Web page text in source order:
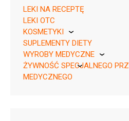
05909991558895 ¦ Rp ¦ EU/
30 tabl.
05909991558918 ¦ Rp ¦ EU/
28 tabl.
LEKI NA RECEPTĘ
LEKI OTC
KOSMETYKI
Pierre Fabre
SUPLEMENTY DIETY
WYROBY MEDYCZNE
KikGel
ŻYWNOŚĆ SPECJALNEGO
MEDYCZNEGO